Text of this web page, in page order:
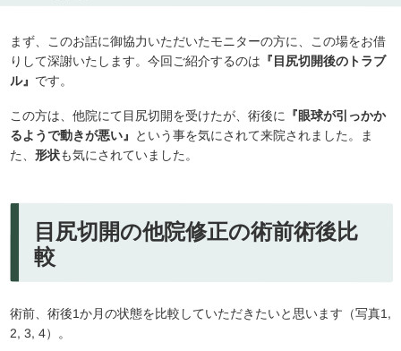
※初診の方専用
無料相談・
ご予約・
お問い合わせ
03-5315-4391
まず、このお話に御協力いただいたモニターの方に、この場をお借
りして深謝いたします。今回ご紹介するのは 『目尻切開後のトラブ
ル』 です。
この方は、他院にて目尻切開を受けたが、術後に 『眼球が引っかか
るようで動きが悪い』 という事を気にされて来院されました。ま
た、形状も気にされていました。
目尻切開の他院修正の術前術後比
較
術前、術後1か月の状態を比較していただきたいと思います（写真1,
2, 3, 4）。